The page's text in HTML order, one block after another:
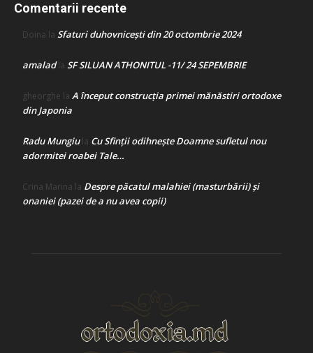
Comentarii recente
Doina la Sfaturi duhovnicești din 20 octombrie 2024
amaladla SF SILUAN ATHONITUL -11/ 24 SEPEMBRIE
gheorghe la A început construcţia primei mănăstiri ortodoxe
din Japonia
Radu Mungiula Cu Sfinții odihnește Doamne sufletul nou
adormitei roabei Tale…
Crina Marina la Despre păcatul malahiei (masturbării) şi
onaniei (pazei de a nu avea copii)